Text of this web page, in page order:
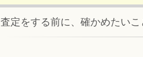
査定をする前に、確かめたい